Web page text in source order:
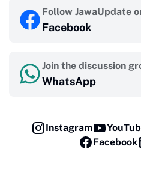
Follow JawaUpdate
Facebook
Join the discussion
WhatsApp
Instagram
Facebook